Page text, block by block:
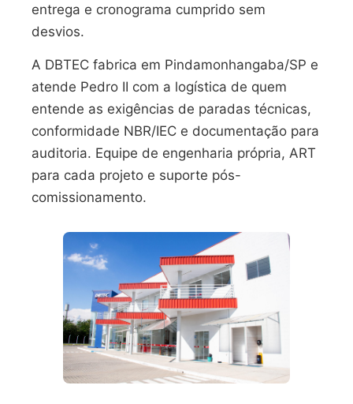
entrega e cronograma cumprido sem
desvios.
A DBTEC fabrica em Pindamonhangaba/SP e
atende Pedro II com a logística de quem
entende as exigências de paradas técnicas,
conformidade NBR/IEC e documentação para
auditoria. Equipe de engenharia própria, ART
para cada projeto e suporte pós-
comissionamento.